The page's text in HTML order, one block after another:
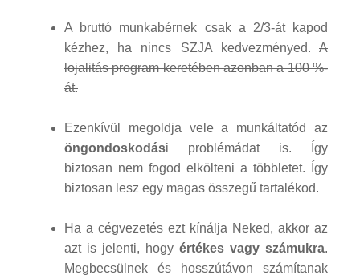
A bruttó munkabérnek csak a 2/3-át kapod
kézhez, ha nincs SZJA kedvezményed. A
lojalitás program keretében azonban a 100 %-
át.
Ezenkívül megoldja vele a munkáltatód az
öngondoskodási problémádat is. Így
biztosan nem fogod elkölteni a többletet. Így
biztosan lesz egy magas összegű tartalékod.
Ha a cégvezetés ezt kínálja Neked, akkor az
azt is jelenti, hogy értékes vagy számukra.
Megbecsülnek és hosszútávon számítanak